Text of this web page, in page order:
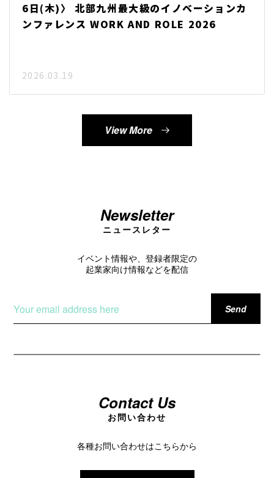
6日(木)〉 北部九州最大級のイノベーションカ
ンファレンス WORK AND ROLE 2026
2026.03.19
View More
Newsletter
ニュースレター
イベント情報や、登録者限定の
起業家向け情報などを配信
Contact Us
お問い合わせ
各種お問い合わせはこちらから